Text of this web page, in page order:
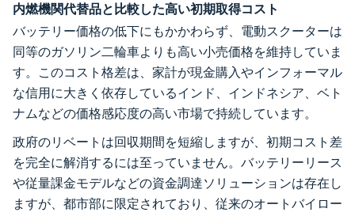
内燃機関代替品と比較した高い初期取得コスト
バッテリー価格の低下にもかかわらず、電動スクーターは
同等のガソリン二輪車よりも高い小売価格を維持していま
す。このコスト格差は、家計が現金購入やインフォーマル
な信用に大きく依存しているインド、インドネシア、ベト
ナムなどの価格感応度の高い市場で持続しています。
政府のリベートは回収期間を短縮しますが、初期コスト差
を完全に解消するには至っていません。バッテリーリース
や従量課金モデルなどの資金調達ソリューションは存在し
ますが、都市部に限定されており、従来のオートバイロー